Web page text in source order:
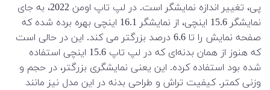
پی، تغییر اندازه نمایشگر است. در لپ تاپ اومن 2022، به جای
نمایشگر 15.6 اینچی، از نمایشگر 16.1 اینچی بهره برده شده که
صفحه نمایش را تا 6.6 درصد بزرگتر می کند. این در حالی است
که هنوز از همان بدنه‌ای که در لپ تاپ 15.6 اینچی استفاده
شده بود استفاده کرده. این یعنی نمایشگری بزرگتر، در حجم و
وزنی کمتر. کیفیت تراش و طراحی بدنه در این مدل نیز مانند